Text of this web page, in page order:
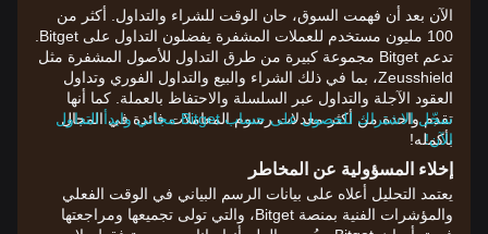
الآن بعد أن فهمت السوق، حان الوقت للشراء والتداول. أكثر من
تدعم Bitget مجموعة كبيرة من طرق التداول للأصول المشفرة مثل
Zeusshield، بما في ذلك الشراء والبيع والتداول الفوري وتداول
العقود الآجلة والتداول عبر السلسلة والاحتفاظ بالعملة. كما أنها
تقدم واحدة من أكثر معدلات رسوم المعاملات فائدة في المجال
بأكمله!
سجّل الاشتراك للحصول على حساب Bitget مجاني وابدأ التداول
الآن!
إخلاء المسؤولية عن المخاطر
يعتمد التحليل أعلاه على بيانات الرسم البياني في الوقت الفعلي
والمؤشرات الفنية بمنصة Bitget، والتي تولى تجميعها ومراجعتها